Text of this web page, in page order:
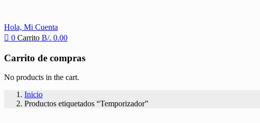
Hola, Mi Cuenta
0 Carrito B/. 0.00
Carrito de compras
No products in the cart.
Inicio
Productos etiquetados “Temporizador”